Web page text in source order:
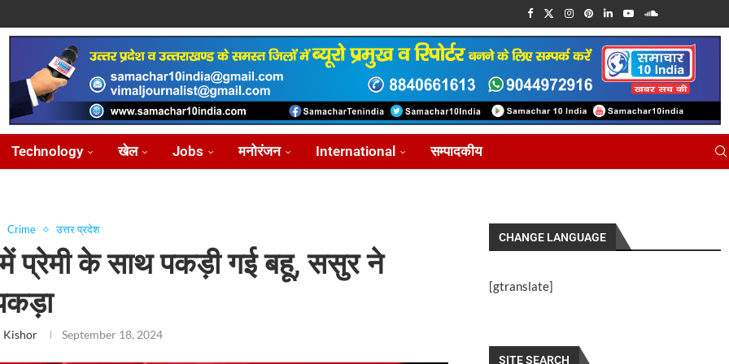
Technology खेल Jobs मनोरंजन International सम्पादकीय
Crime उत्तर प्रदेश
प्रेमी के साथ पकड़ी गई बहू, ससुर ने
Kishor September 18, 2024
CHANGE LANGUAGE
[gtranslate]
SITE SEARCH